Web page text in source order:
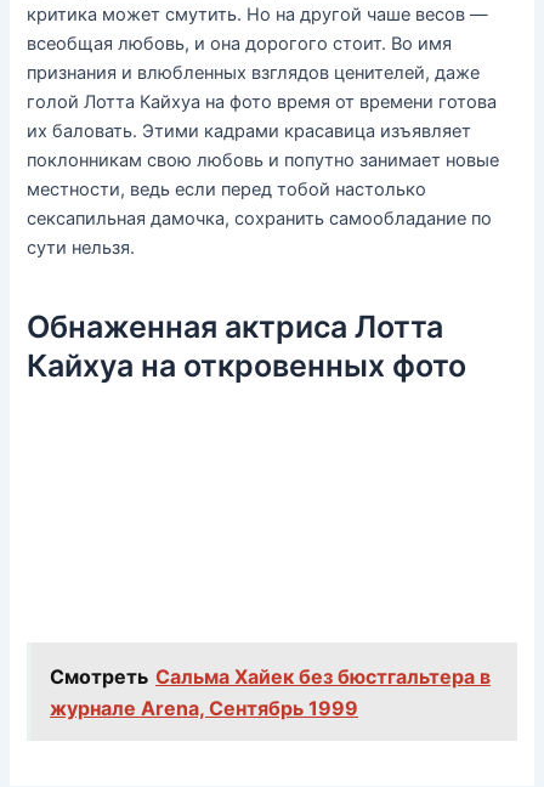
критика может смутить. Но на другой чаше весов —
всеобщая любовь, и она дорогого стоит. Во имя
признания и влюбленных взглядов ценителей, даже
голой Лотта Кайхуа на фото время от времени готова
их баловать. Этими кадрами красавица изъявляет
поклонникам свою любовь и попутно занимает новые
местности, ведь если перед тобой настолько
сексапильная дамочка, сохранить самообладание по
сути нельзя.
Обнаженная актриса Лотта
Кайхуа на откровенных фото
Смотреть Сальма Хайек без бюстгальтера в
журнале Arena, Сентябрь 1999